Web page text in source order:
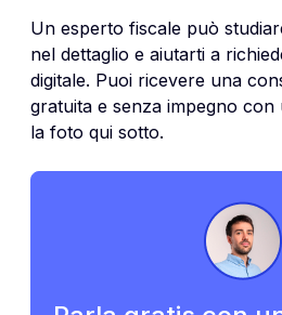
Un esperto fiscale può
nel dettaglio e aiutarti a
digitale. Puoi ricevere una
gratuita e senza impegno
la foto qui sotto.